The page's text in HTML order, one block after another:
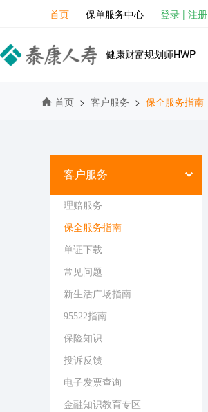
首页 保单服务中心 登录 | 注册
健康财富规划师HWP
首页 > 客户服务 > 保全服务指南
客户服务
理赔服务
保全服务指南
单证下载
常见问题
新生活广场指南
95522指南
保险知识
投诉反馈
电子发票查询
金融知识教育专区